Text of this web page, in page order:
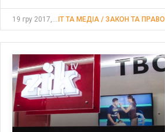
19 гру 2017, 18:44 IT ТА МЕДІА / ЗАКОН ТА ПРАВО